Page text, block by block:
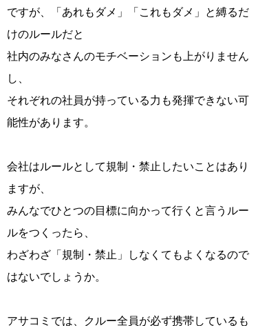
ですが、「あれもダメ」「これもダメ」と縛るだ
けのルールだと
社内のみなさんのモチベーションも上がりません
し、
それぞれの社員が持っている力も発揮できない可
能性があります。
会社はルールとして規制・禁止したいことはあり
ますが、
みんなでひとつの目標に向かって行くと言うルー
ルをつくったら、
わざわざ「規制・禁止」しなくてもよくなるので
はないでしょうか。
アサコミでは、クルー全員が必ず携帯しているも